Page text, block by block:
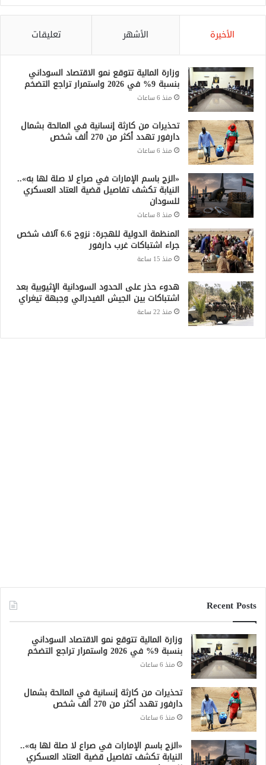
الأخيرة الأشهر تعليقات
وزارة المالية تتوقع نمو الاقتصاد السوداني
بنسبة 9% في 2026 واستمرار تراجع التضخم
منذ 6 ساعات
تحذيرات من كارثة إنسانية في المالحة بشمال
دارفور تهدد أكثر من 270 ألف شخص
منذ 6 ساعات
«الزج باسم الإمارات في صراع لا صلة لها به»..
النيابة تكشف تفاصيل قضية العتاد العسكري
للسودان
منذ 8 ساعات
المنظمة الدولية للهجرة: نزوح 6.6 آلاف شخص
جراء اشتباكات غرب دارفور
منذ 15 ساعة
هدوء حذر على الحدود السودانية الإثيوبية بعد
اشتباكات بين الجيش الفيدرالي وجبهة تيغراي
منذ 22 ساعة
Recent Posts
وزارة المالية تتوقع نمو الاقتصاد السوداني
بنسبة 9% في 2026 واستمرار تراجع التضخم
منذ 6 ساعات
تحذيرات من كارثة إنسانية في المالحة بشمال
دارفور تهدد أكثر من 270 ألف شخص
منذ 6 ساعات
«الزج باسم الإمارات في صراع لا صلة لها به»..
النيابة تكشف تفاصيل قضية العتاد العسكري